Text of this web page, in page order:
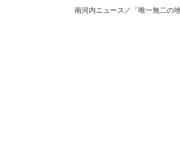
南河内ニュース／「唯一無二の